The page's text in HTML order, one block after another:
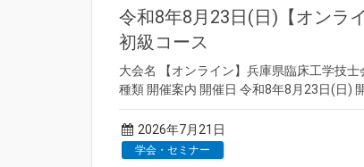
令和8年8月23日(日)【オンラ
初級コース
大会名 【オンライン】兵庫県臨床工学技
種類 開催案内 開催日 令和8年8月23日(日)
2026年7月21日
学会・セミナー